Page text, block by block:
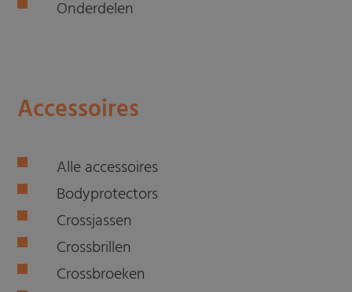
Onderdelen
Accessoires
Alle accessoires
Bodyprotectors
Crossjassen
Crossbrillen
Crossbroeken